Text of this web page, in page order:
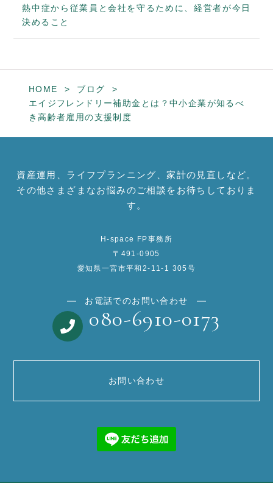
熱中症から従業員と会社を守るために、経営者が今日
決めること
HOME
ブログ
エイジフレンドリー補助金とは？中小企業が知るべ
き高齢者雇用の支援制度
資産運用、ライフプランニング、家計の見直しなど。
その他さまざまなお悩みのご相談をお待ちしておりま
す。
H-space FP事務所
〒491-0905
愛知県一宮市平和2-11-1 305号
お電話でのお問い合わせ
080-6910-0173
お問い合わせ